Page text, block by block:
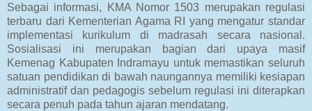
Sebagai informasi, KMA Nomor 1503 merupakan regulasi
terbaru dari Kementerian Agama RI yang mengatur standar
implementasi kurikulum di madrasah secara nasional.
Sosialisasi ini merupakan bagian dari upaya masif
Kemenag Kabupaten Indramayu untuk memastikan seluruh
satuan pendidikan di bawah naungannya memiliki kesiapan
administratif dan pedagogis sebelum regulasi ini diterapkan
secara penuh pada tahun ajaran mendatang.